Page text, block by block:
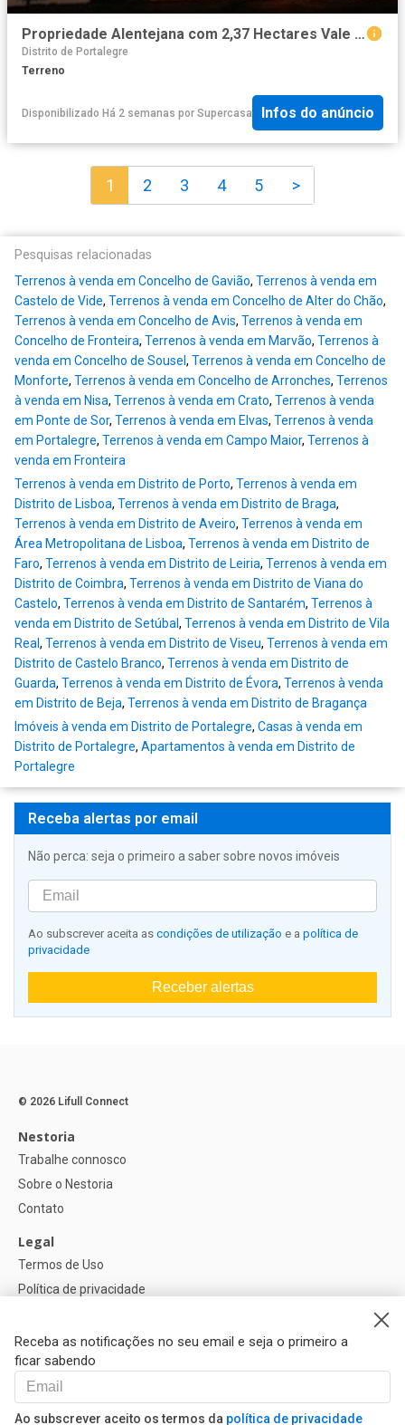
Propriedade Alentejana com 2,37 Hectares Vale de Junco, Alter do Chão
Distrito de Portalegre
Terreno
Disponibilizado Há 2 semanas por Supercasa Infos do anúncio
1 2 3 4 5 >
Pesquisas relacionadas
Terrenos à venda em Concelho de Gavião, Terrenos à venda em
Castelo de Vide, Terrenos à venda em Concelho de Alter do Chão,
Terrenos à venda em Concelho de Avis, Terrenos à venda em
Concelho de Fronteira, Terrenos à venda em Marvão, Terrenos à
venda em Concelho de Sousel , Terrenos à venda em Concelho de
Monforte, Terrenos à venda em Concelho de Arronches, Terrenos
à venda em Nisa, Terrenos à venda em Crato, Terrenos à venda
em Ponte de Sor, Terrenos à venda em Elvas, Terrenos à venda
em Portalegre, Terrenos à venda em Campo Maior, Terrenos à
venda em Fronteira
Terrenos à venda em Distrito de Porto, Terrenos à venda em
Distrito de Lisboa, Terrenos à venda em Distrito de Braga,
Terrenos à venda em Distrito de Aveiro, Terrenos à venda em
Área Metropolitana de Lisboa, Terrenos à venda em Distrito de
Faro, Terrenos à venda em Distrito de Leiria, Terrenos à venda em
Distrito de Coimbra, Terrenos à venda em Distrito de Viana do
Castelo, Terrenos à venda em Distrito de Santarém, Terrenos à
venda em Distrito de Setúbal, Terrenos à venda em Distrito de Vila
Real, Terrenos à venda em Distrito de Viseu, Terrenos à venda em
Distrito de Castelo Branco, Terrenos à venda em Distrito de
Guarda, Terrenos à venda em Distrito de Évora, Terrenos à venda
em Distrito de Beja, Terrenos à venda em Distrito de Bragança
Imóveis à venda em Distrito de Portalegre, Casas à venda em
Distrito de Portalegre, Apartamentos à venda em Distrito de
Portalegre
Receba alertas por email
Não perca: seja o primeiro a saber sobre novos imóveis
Ao subscrever aceita as condições de utilização e a política de
privacidade
Receber alertas
Receba as notificações no seu email e seja o primeiro a
ficar sabendo
Ao subscrever aceito os termos da política de privacidade
© 2026 Lifull Connect
Nestoria
Trabalhe connosco
Sobre o Nestoria
Contato
Legal
Termos de Uso
Política de privacidade
Configurações de cookies
Ajuda
FAQ
Nossos Parceiros